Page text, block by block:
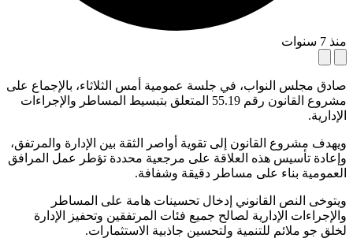
منذ 7 سنوات
صادق مجلس النواب، في جلسة عمومية أمس الثلاثاء، بالإجماع على
مشروع القانون رقم 55.19 المتعلق بتبسيط المساطر والإجراءات
الإدارية.
ويهدف مشروع القانون إلى تقوية أواصر الثقة بين الإدارة والمرتفق،
وإعادة تأسيس هذه العلاقة على مرجعية محددة تؤطر عمل المرافق
العمومية بناء على مساطر دقيقة وشفافة.
ويتوخى النص القانوني إدخال تحسينات هامة على المساطر
والإجراءات الإدارية لصالح جميع فئات المرتفقين وتحفيز الإدارة
لخلق جو ملائم للتنمية ولتحسين جاذبية الاستثمارات.